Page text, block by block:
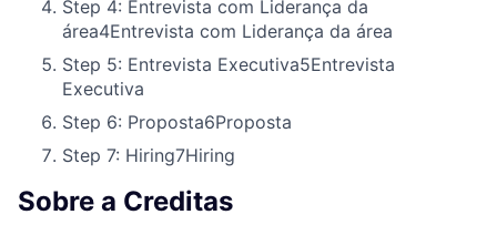
Step 4: Entrevista com Liderança da
área4Entrevista com Liderança da área
Step 5: Entrevista Executiva5Entrevista
Executiva
Step 6: Proposta6Proposta
Step 7: Hiring7Hiring
Sobre a Creditas